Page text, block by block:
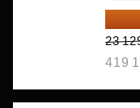
19
23
419